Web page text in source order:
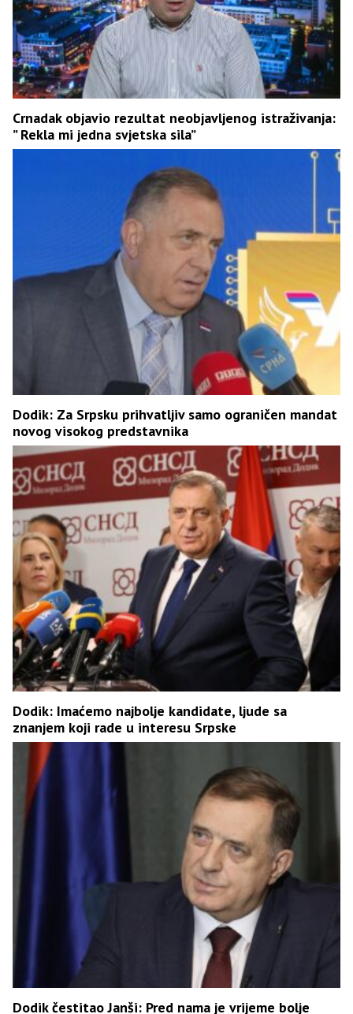
Crnadak objavio rezultat neobjavljenog istraživanja:
” Rekla mi jedna svjetska sila”
Dodik: Za Srpsku prihvatljiv samo ograničen mandat
novog visokog predstavnika
Dodik: Imaćemo najbolje kandidate, ljude sa
znanjem koji rade u interesu Srpske
Dodik čestitao Janši: Pred nama je vrijeme bolje